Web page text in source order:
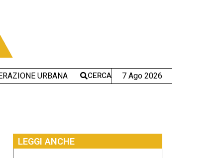
URBANA CERCA 7 Ago 2026
LEGGI ANCHE